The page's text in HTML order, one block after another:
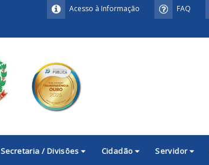
FAQ
Acesso à Informação
Secretaria / Divisões Cidadão Servidor